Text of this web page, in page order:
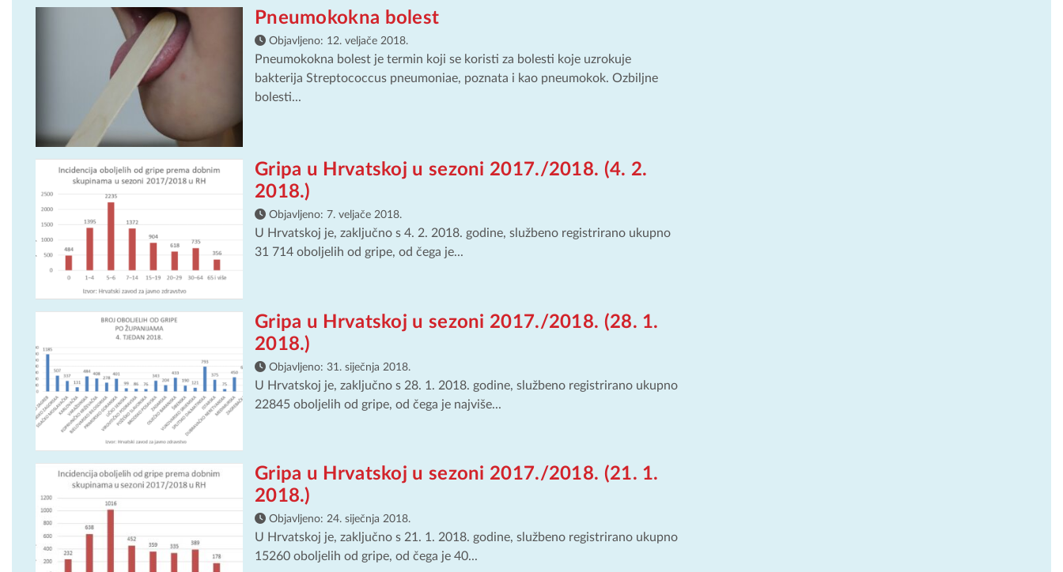
Pneumokokna bolest
Objavljeno: 12. veljače 2018.
Pneumokokna bolest je termin koji se koristi za bolesti koje uzrokuje
bakterija Streptococcus pneumoniae, poznata i kao pneumokok. Ozbiljne
bolesti...
Gripa u Hrvatskoj u sezoni 2017./2018. (4. 2.
2018.)
Objavljeno: 7. veljače 2018.
U Hrvatskoj je, zaključno s 4. 2. 2018. godine, službeno registrirano ukupno
31 714 oboljelih od gripe, od čega je...
Gripa u Hrvatskoj u sezoni 2017./2018. (28. 1.
2018.)
Objavljeno: 31. siječnja 2018.
U Hrvatskoj je, zaključno s 28. 1. 2018. godine, službeno registrirano ukupno
22845 oboljelih od gripe, od čega je najviše...
Gripa u Hrvatskoj u sezoni 2017./2018. (21. 1.
2018.)
Objavljeno: 24. siječnja 2018.
U Hrvatskoj je, zaključno s 21. 1. 2018. godine, službeno registrirano ukupno
15260 oboljelih od gripe, od čega je 40...